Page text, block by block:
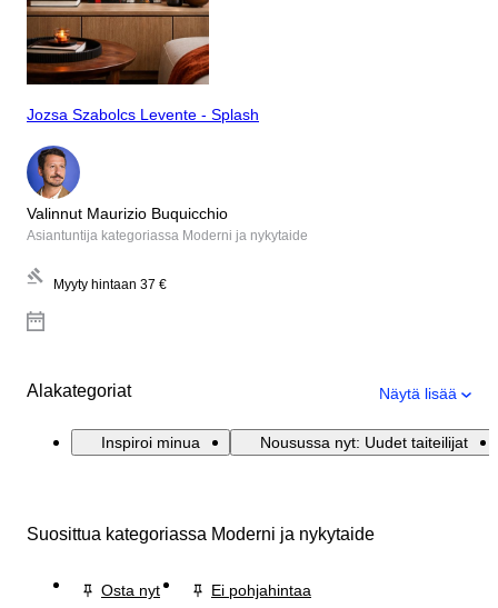
Jozsa Szabolcs Levente - Splash
Valinnut Maurizio Buquicchio
Asiantuntija kategoriassa Moderni ja nykytaide
Myyty hintaan 37 €
Alakategoriat Näytä lisää
Inspiroi minua Nousussa nyt: Uudet taiteilijat
Suosittua kategoriassa Moderni ja nykytaide
Osta nyt
Ei pohjahintaa